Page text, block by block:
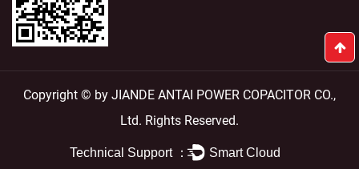
Copyright © by JIANDE ANTAI POWER COPACITOR CO.,
Ltd. Rights Reserved.
Technical Support ： Smart Cloud